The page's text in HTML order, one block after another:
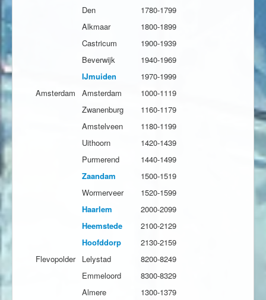
Den
1780-1799
Alkmaar
1800-1899
Castricum
1900-1939
Beverwijk
1940-1969
IJmuiden
1970-1999
Amsterdam
Amsterdam
1000-1119
Zwanenburg
1160-1179
Amstelveen
1180-1199
Uithoorn
1420-1439
Purmerend
1440-1499
Zaandam
1500-1519
Wormerveer
1520-1599
Haarlem
2000-2099
Heemstede
2100-2129
Hoofddorp
2130-2159
Flevopolder
Lelystad
8200-8249
Emmeloord
8300-8329
Almere
1300-1379